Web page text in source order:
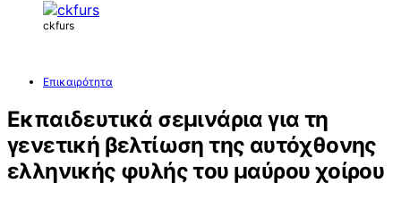
ckfurs
Επικαιρότητα
Εκπαιδευτικά σεμινάρια για τη
γενετική βελτίωση της αυτόχθονης
ελληνικής φυλής του μαύρου χοίρου